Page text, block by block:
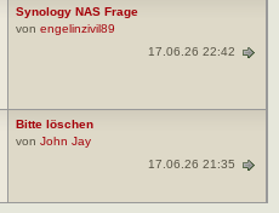
Synology NAS Frage
von engelinzivil89
17.06.26 22:42
Bitte löschen
von John Jay
17.06.26 21:35